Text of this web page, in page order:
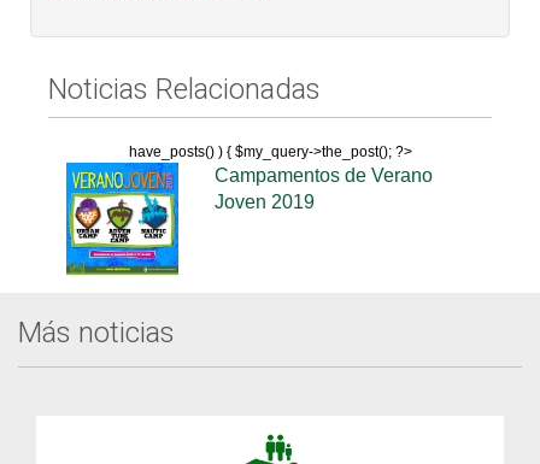
Noticias Relacionadas
have_posts() ) { $my_query->the_post(); ?>
Campamentos de Verano
Joven 2019
Más noticias